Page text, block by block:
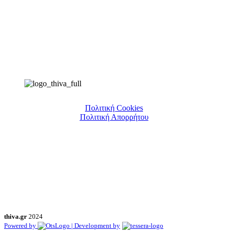
Πολιτική Cookies
Πολιτική Απορρήτου
thiva.gr 2024
Powered by
| Development by